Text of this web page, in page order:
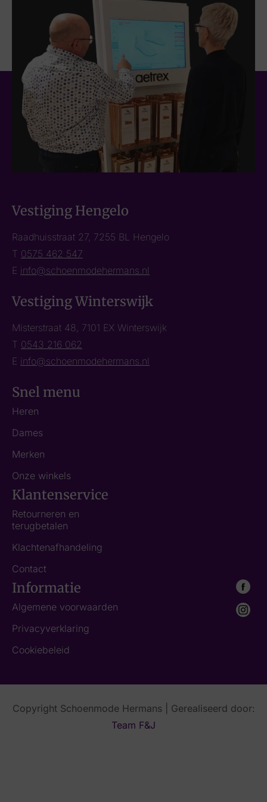
Vestiging Hengelo
Raadhuisstraat 27, 7255 BL Hengelo
T 0575 462 547
E info@schoenmodehermans.nl
Vestiging Winterswijk
Misterstraat 48, 7101 EX Winterswijk
T 0543 216 062
E info@schoenmodehermans.nl
Snel menu
Heren
Dames
Merken
Onze winkels
Klantenservice
Retourneren en
terugbetalen
Klachtenafhandeling
Contact
Informatie
Algemene voorwaarden
Privacyverklaring
Cookiebeleid
Copyright Schoenmode Hermans | Gerealiseerd door:
Team F&J